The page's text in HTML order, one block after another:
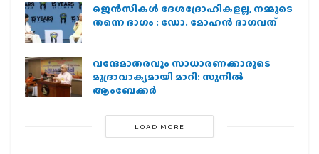
ജെന്‍സികള്‍ ദേശദ്രോഹികളല്ല, നമ്മുടെ
തന്നെ ഭാഗം : ഡോ. മോഹന്‍ ഭാഗവത്
വന്ദേമാതരവും സാധാരണക്കാരുടെ
മുദ്രാവാക്യമായി മാറി: സുനിൽ
ആംബേക്കർ
LOAD MORE